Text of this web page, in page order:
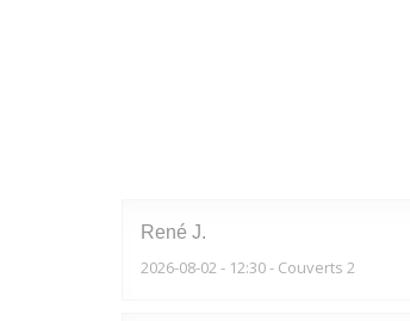
René J
2026-08-02 - 12:30 - Couverts 2